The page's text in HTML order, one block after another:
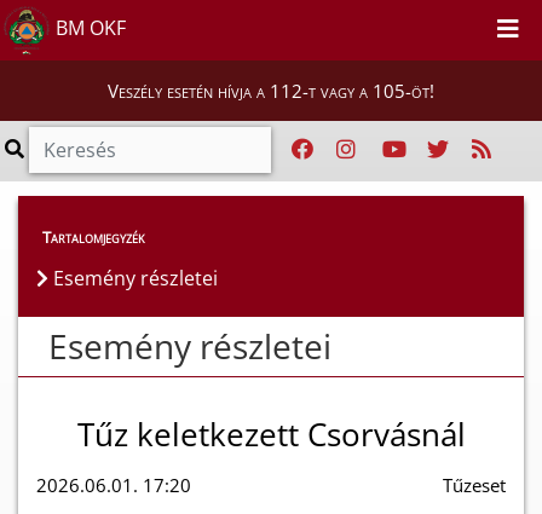
BM OKF
Veszély esetén hívja a 112-t vagy a 105-öt!
Esemény részletei
Tartalomjegyzék
Esemény részletei
Esemény részletei
Tűz keletkezett Csorvásnál
2026.06.01. 17:20 Tűzeset